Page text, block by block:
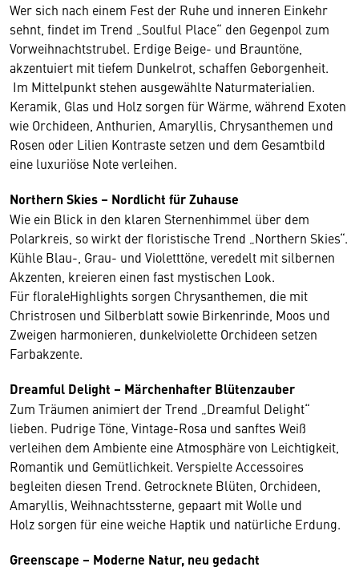
Wer sich nach einem Fest der Ruhe und inneren Einkehr
sehnt, findet im Trend „Soulful Place“ den Gegenpol zum
Vorweihnachtstrubel. Erdige Beige- und Brauntöne,
akzentuiert mit tiefem Dunkelrot, schaffen Geborgenheit.
Im Mittelpunkt stehen ausgewählte Naturmaterialien.
Keramik, Glas und Holz sorgen für Wärme, während Exoten
wie Orchideen, Anthurien, Amaryllis, Chrysanthemen und
Rosen oder Lilien Kontraste setzen und dem Gesamtbild
eine luxuriöse Note verleihen.
Northern Skies – Nordlicht für Zuhause
Wie ein Blick in den klaren Sternenhimmel über dem
Polarkreis, so wirkt der floristische Trend „Northern Skies“.
Kühle Blau-, Grau- und Violetttöne, veredelt mit silbernen
Akzenten, kreieren einen fast mystischen Look.
Für floraleHighlights sorgen Chrysanthemen, die mit
Christrosen und Silberblatt sowie Birkenrinde, Moos und
Zweigen harmonieren, dunkelviolette Orchideen setzen
Farbakzente.
Dreamful Delight – Märchenhafter Blütenzauber
Zum Träumen animiert der Trend „Dreamful Delight“
lieben. Pudrige Töne, Vintage-Rosa und sanftes Weiß
verleihen dem Ambiente eine Atmosphäre von Leichtigkeit,
Romantik und Gemütlichkeit. Verspielte Accessoires
begleiten diesen Trend. Getrocknete Blüten, Orchideen,
Amaryllis, Weihnachtssterne, gepaart mit Wolle und
Holz sorgen für eine weiche Haptik und natürliche Erdung.
Greenscape – Moderne Natur, neu gedacht